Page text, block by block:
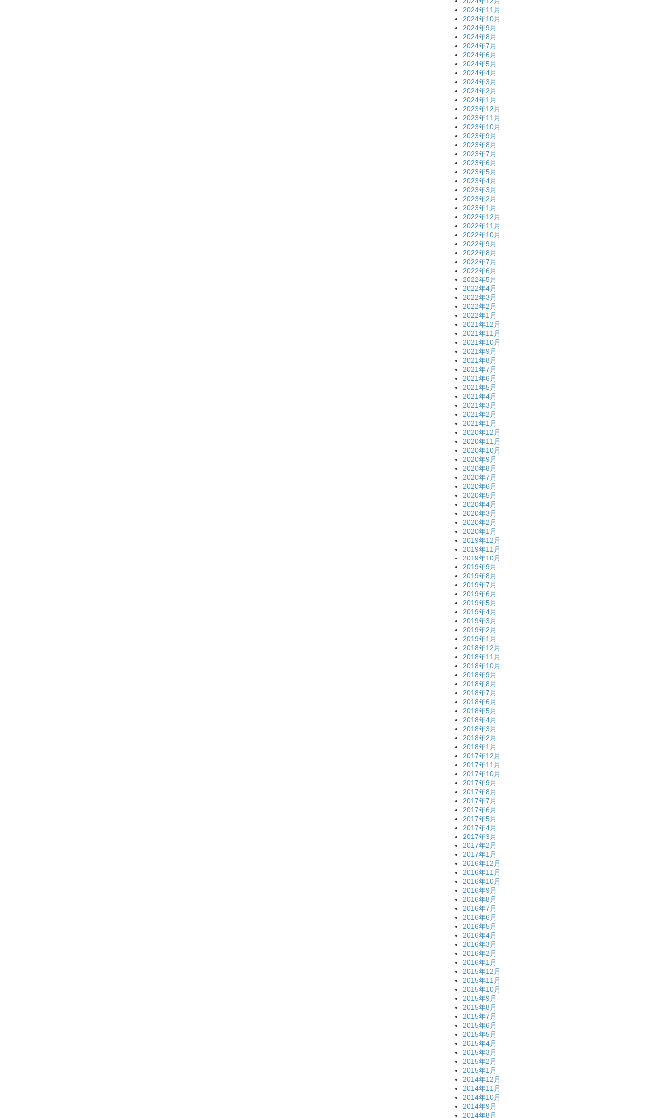
2024年11月
2024年10月
2024年9月
2024年8月
2024年7月
2024年6月
2024年5月
2024年4月
2024年3月
2024年2月
2024年1月
2023年12月
2023年11月
2023年10月
2023年9月
2023年8月
2023年7月
2023年6月
2023年5月
2023年4月
2023年3月
2023年2月
2023年1月
2022年12月
2022年11月
2022年10月
2022年9月
2022年8月
2022年7月
2022年6月
2022年5月
2022年4月
2022年3月
2022年2月
2022年1月
2021年12月
2021年11月
2021年10月
2021年9月
2021年8月
2021年7月
2021年6月
2021年5月
2021年4月
2021年3月
2021年2月
2021年1月
2020年12月
2020年11月
2020年10月
2020年9月
2020年8月
2020年7月
2020年6月
2020年5月
2020年4月
2020年3月
2020年2月
2020年1月
2019年12月
2019年11月
2019年10月
2019年9月
2019年8月
2019年7月
2019年6月
2019年5月
2019年4月
2019年3月
2019年2月
2019年1月
2018年12月
2018年11月
2018年10月
2018年9月
2018年8月
2018年7月
2018年6月
2018年5月
2018年4月
2018年3月
2018年2月
2018年1月
2017年12月
2017年11月
2017年10月
2017年9月
2017年8月
2017年7月
2017年6月
2017年5月
2017年4月
2017年3月
2017年2月
2017年1月
2016年12月
2016年11月
2016年10月
2016年9月
2016年8月
2016年7月
2016年6月
2016年5月
2016年4月
2016年3月
2016年2月
2016年1月
2015年12月
2015年11月
2015年10月
2015年9月
2015年8月
2015年7月
2015年6月
2015年5月
2015年4月
2015年3月
2015年2月
2015年1月
2014年12月
2014年11月
2014年10月
2014年9月
2014年8月